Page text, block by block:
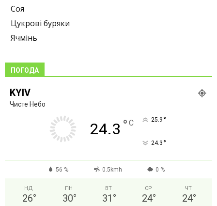
Соя
Цукрові буряки
Ячмінь
ПОГОДА
KYIV
Чисте Небо
24.3 ° C 25.9 °
24.3 °
56 % 0.5kmh 0 %
НД
26°
ПН
30°
ВТ
31 °
СР
24°
ЧТ
24°